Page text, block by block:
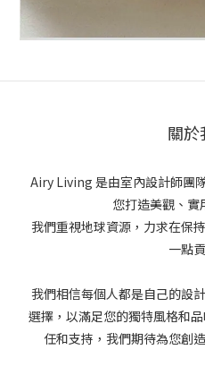
關於
Airy Living 是由室內設計師團
您打造美觀、實
我們重視地球資源，力求在保
一點
我們相信每個人都是自己的設
選擇，以滿足您的獨特風格和
任和支持，我們期待為您創